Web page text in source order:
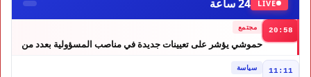
LIVE 24 ساعة
20:58 مجتمع
حموشي يؤشر على تعيينات جديدة في مناصب المسؤولية بعدد من
11:11 سياسة